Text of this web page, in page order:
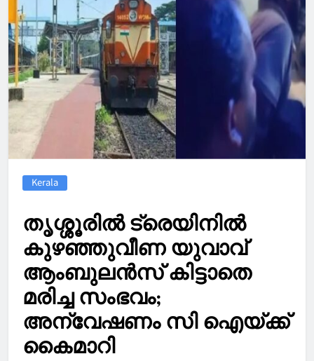
Kerala
തൃശ്ശൂരിൽ ട്രെയിനിൽ
കുഴഞ്ഞുവീണ യുവാവ്
ആംബുലൻസ് കിട്ടാതെ
മരിച്ച സംഭവം;
അന്വേഷണം സി ഐയ്ക്ക്
കൈമാറി